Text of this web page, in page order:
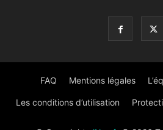
FAQ Mentions légales
Les conditions d’utilisation